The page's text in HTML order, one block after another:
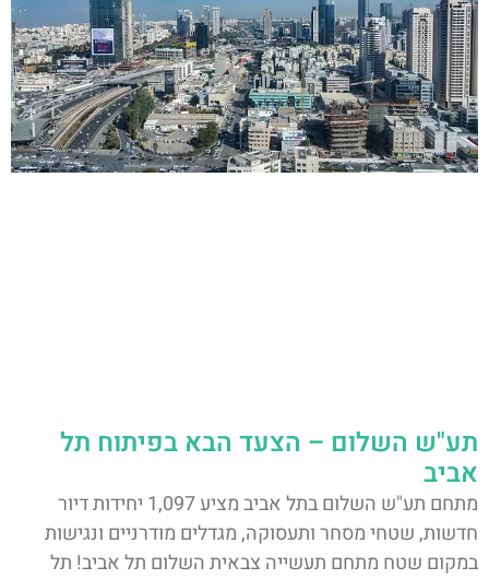
תע"ש השלום – הצעד הבא בפיתוח תל
אביב
מתחם תע"ש השלום בתל אביב מציע 1,097 יחידות דיור
חדשות, שטחי מסחר ותעסוקה, מגדלים מודרניים ונגישות
במקום שטח מתחם תעשייה צבאית השלום תל אביב! תל